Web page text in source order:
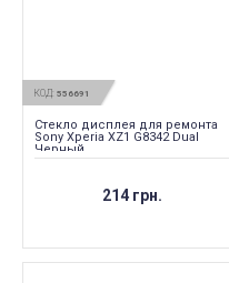
КОД: 556691
Стекло дисплея для ремонта
Sony Xperia XZ1 G8342 Dual
Черный
214 грн.